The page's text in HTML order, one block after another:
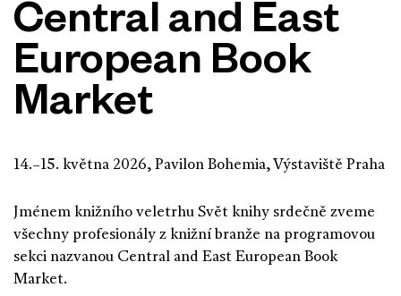
Central and East
European Book
Market
14.–15. května 2026, Pavilon Bohemia, Výstaviště Praha
Jménem knižního veletrhu Svět knihy srdečně zveme
všechny profesionály z knižní branže na programovou
sekci nazvanou Central and East European Book
Market.